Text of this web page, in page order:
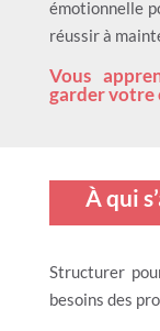
émotionnelle
réussir à
Vous
garder votre
À qui
Structurer
besoins des